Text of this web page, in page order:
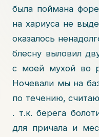
была поймана
на хариуса не
оказалось
блесну выловил
с моей мухой во
Ночевали мы на
по течению,
. т.к. берега
для причала и